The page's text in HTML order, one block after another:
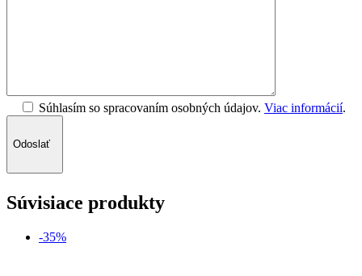
Súhlasím so spracovaním osobných údajov. Viac informácií.
Odoslať
Súvisiace produkty
-35%